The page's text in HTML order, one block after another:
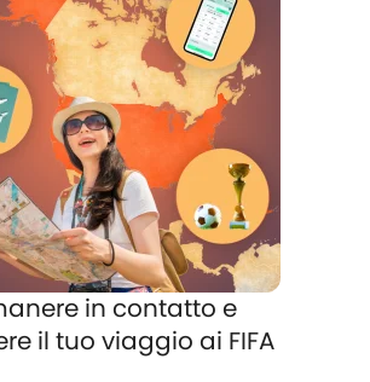
in contatto e
il tuo viaggio ai FIFA